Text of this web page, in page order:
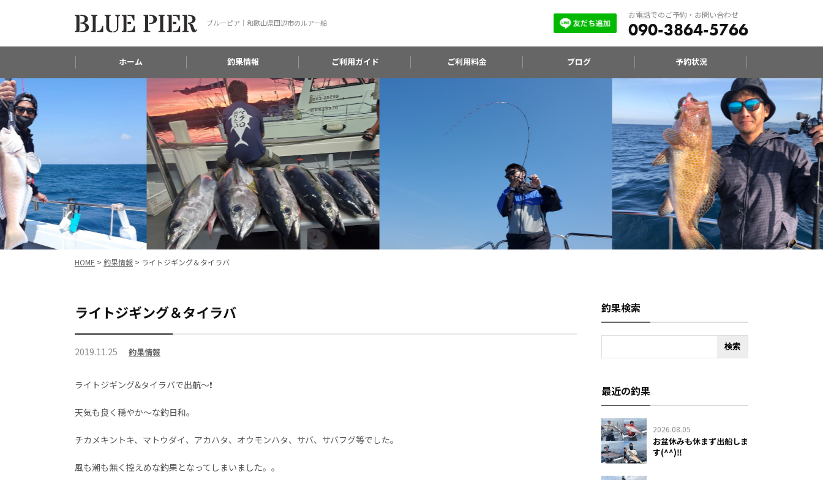
ブルーピア｜和歌山県田辺市のルアー船
お電話でのご予約・お問い合わせ
090-3864-5766
ホーム 釣果情報 ご利用ガイド ご利用料金 ブログ 予約状況
HOME > 釣果情報 > ライトジギング＆タイラバ
ライトジギング＆タイラバ
2019.11.25 釣果情報
ライトジギング&タイラバで出航～❗
天気も良く穏やか～な釣日和。
チカメキントキ、マトウダイ、アカハタ、オウモンハタ、サバ、サバフグ等でした。
風も潮も無く控えめな釣果となってしまいました。。
釣果検索
最近の釣果
2026.08.05
お盆休みも休まず出船しま
す(^^)‼️